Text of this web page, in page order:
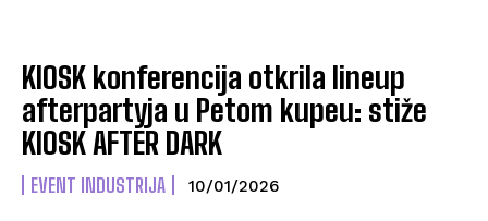
KIOSK konferencija otkrila lineup
afterpartyja u Petom kupeu: stiže
KIOSK AFTER DARK
EVENT INDUSTRIJA 10/01/2026